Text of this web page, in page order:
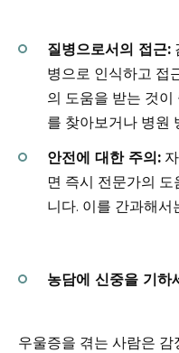
질병으로서의 접근:
병으로 인식하고 접
의 도움을 받는 것
를 찾아보거나 병원
안전에 대한 주의:
면 즉시 전문가의
니다. 이를 간과해서
농담에 신중을 기하
우울증을 겪는 사람은